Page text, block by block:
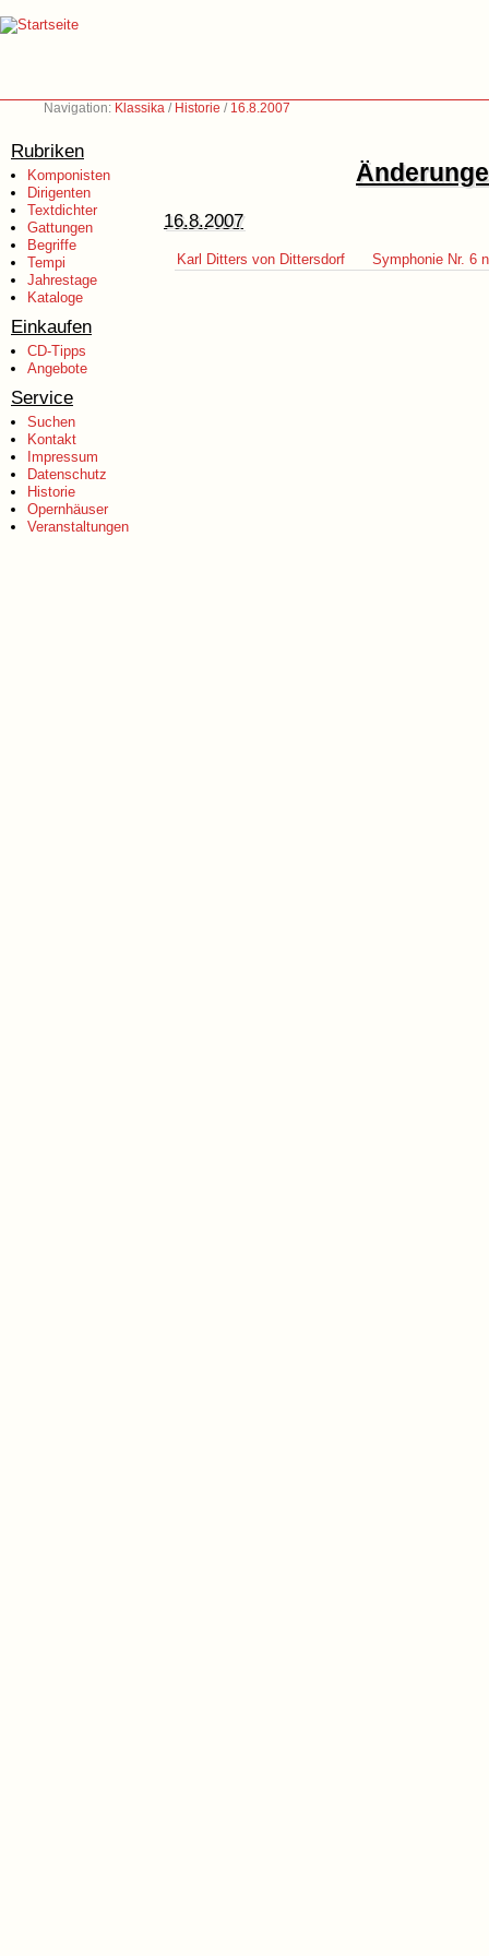
Navigation: Klassika / Historie / 16.8.2007
Rubriken
Komponisten
Dirigenten
Textdichter
Gattungen
Begriffe
Tempi
Jahrestage
Kataloge
Einkaufen
CD-Tipps
Angebote
Service
Suchen
Kontakt
Impressum
Datenschutz
Historie
Opernhäuser
Veranstaltungen
16.8.2007
Karl Ditters von Dittersdorf Symphonie Nr. 6